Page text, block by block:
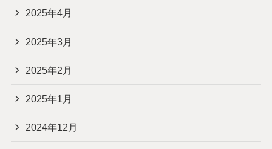
2025年4月
2025年3月
2025年2月
2025年1月
2024年12月